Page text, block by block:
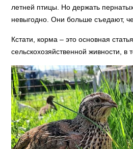
летней птицы. Но держать
невыгодно. Они больше съедают,
Кстати, корма – это основная
сельскохозяйственной живности, в